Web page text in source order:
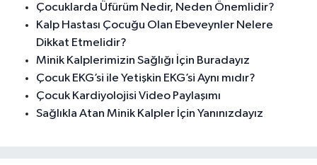
Çocuklarda Üfürüm Nedir, Neden Önemlidir?
Kalp Hastası Çocuğu Olan Ebeveynler Nelere
Dikkat Etmelidir?
Minik Kalplerimizin Sağlığı İçin Buradayız
Çocuk EKG’si ile Yetişkin EKG’si Aynı mıdır?
Çocuk Kardiyolojisi Video Paylaşımı
Sağlıkla Atan Minik Kalpler İçin Yanınızdayız